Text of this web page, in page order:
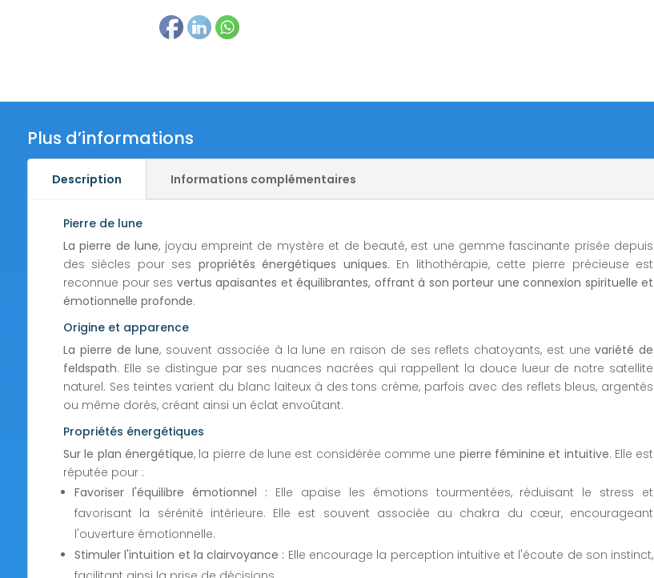
Plus d’informations
Description Informations complémentaires
Pierre de lune
La pierre de lune, joyau empreint de mystère et de beauté, est une gemme fascinante prisée depuis
des siècles pour ses propriétés énergétiques uniques. En lithothérapie, cette pierre précieuse est
reconnue pour ses vertus apaisantes et équilibrantes, offrant à son porteur une connexion spirituelle et
émotionnelle profonde.
Origine et apparence
La pierre de lune, souvent associée à la lune en raison de ses reflets chatoyants, est une variété de
feldspath. Elle se distingue par ses nuances nacrées qui rappellent la douce lueur de notre satellite
naturel. Ses teintes varient du blanc laiteux à des tons crème, parfois avec des reflets bleus, argentés
ou même dorés, créant ainsi un éclat envoûtant.
Propriétés énergétiques
Sur le plan énergétique, la pierre de lune est considérée comme une pierre féminine et intuitive. Elle est
réputée pour :
Favoriser l'équilibre émotionnel : Elle apaise les émotions tourmentées, réduisant le stress et
favorisant la sérénité intérieure. Elle est souvent associée au chakra du cœur, encourageant
l'ouverture émotionnelle.
Stimuler l'intuition et la clairvoyance : Elle encourage la perception intuitive et l'écoute de son instinct,